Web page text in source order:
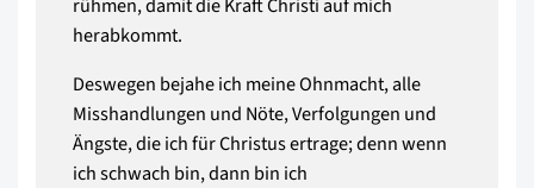
herabkommt.
Deswegen bejahe ich meine Ohnmacht, alle
Misshandlungen und Nöte, Verfolgungen und
Ängste, die ich für Christus ertrage; denn wenn
ich schwach bin, dann bin ich